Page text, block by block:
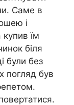
Саме в
і
їм
біля
були без
погляд був